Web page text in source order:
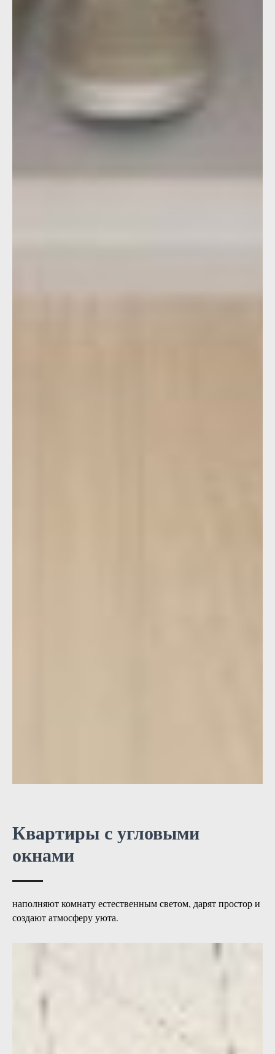
Квартиры с угловыми
окнами
наполняют комнату естественным светом, дарят простор и
создают атмосферу уюта.